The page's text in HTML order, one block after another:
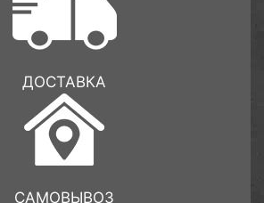
ДОСТАВКА
САМОВЫВОЗ